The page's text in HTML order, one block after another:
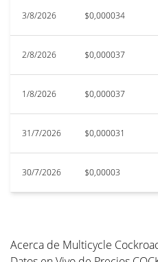
3/8/2026 $0,000034
2/8/2026 $0,000037
1/8/2026 $0,000037
31/7/2026 $0,000031
30/7/2026 $0,00003
Acerca de Multicycle